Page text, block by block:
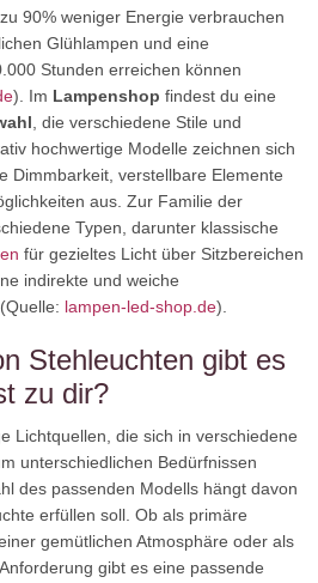
90% weniger Energie verbrauchen
Glühlampen und eine
Stunden erreichen können
). Im Lampenshop findest du eine
, die verschiedene Stile und
hochwertige Modelle zeichnen sich
Dimmbarkeit, verstellbare Elemente
aus. Zur Familie der
Typen, darunter klassische
für gezieltes Licht über Sitzbereichen
indirekte und weiche
lampen-led-shop.de).
Stehleuchten gibt es
zu dir?
Lichtquellen, die sich in verschiedene
unterschiedlichen Bedürfnissen
des passenden Modells hängt davon
erfüllen soll. Ob als primäre
gemütlichen Atmosphäre oder als
gibt es eine passende